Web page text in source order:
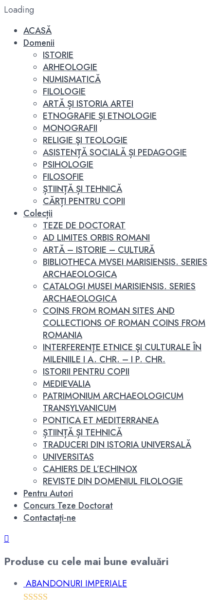
Loading
ACASĂ
Domenii
ISTORIE
ARHEOLOGIE
NUMISMATICĂ
FILOLOGIE
ARTĂ ȘI ISTORIA ARTEI
ETNOGRAFIE ȘI ETNOLOGIE
MONOGRAFII
RELIGIE ŞI TEOLOGIE
ASISTENȚĂ SOCIALĂ ȘI PEDAGOGIE
PSIHOLOGIE
FILOSOFIE
ȘTIINȚĂ ȘI TEHNICĂ
CĂRȚI PENTRU COPII
Colecții
TEZE DE DOCTORAT
AD LIMITES ORBIS ROMANI
ARTĂ – ISTORIE – CULTURĂ
BIBLIOTHECA MVSEI MARISIENSIS. SERIES
ARCHAEOLOGICA
CATALOGI MUSEI MARISIENSIS. SERIES
ARCHAEOLOGICA
COINS FROM ROMAN SITES AND
COLLECTIONS OF ROMAN COINS FROM
ROMANIA
INTERFERENŢE ETNICE ŞI CULTURALE ÎN
MILENIILE I A. CHR. – I P. CHR.
ISTORII PENTRU COPII
MEDIEVALIA
PATRIMONIUM ARCHAEOLOGICUM
TRANSYLVANICUM
PONTICA ET MEDITERRANEA
ȘTIINȚĂ ȘI TEHNICĂ
TRADUCERI DIN ISTORIA UNIVERSALĂ
UNIVERSITAS
CAHIERS DE L’ECHINOX
REVISTE DIN DOMENIUL FILOLOGIE
Pentru Autori
Concurs Teze Doctorat
Contactați-ne
Produse cu cele mai bune evaluări
ABANDONURI IMPERIALE